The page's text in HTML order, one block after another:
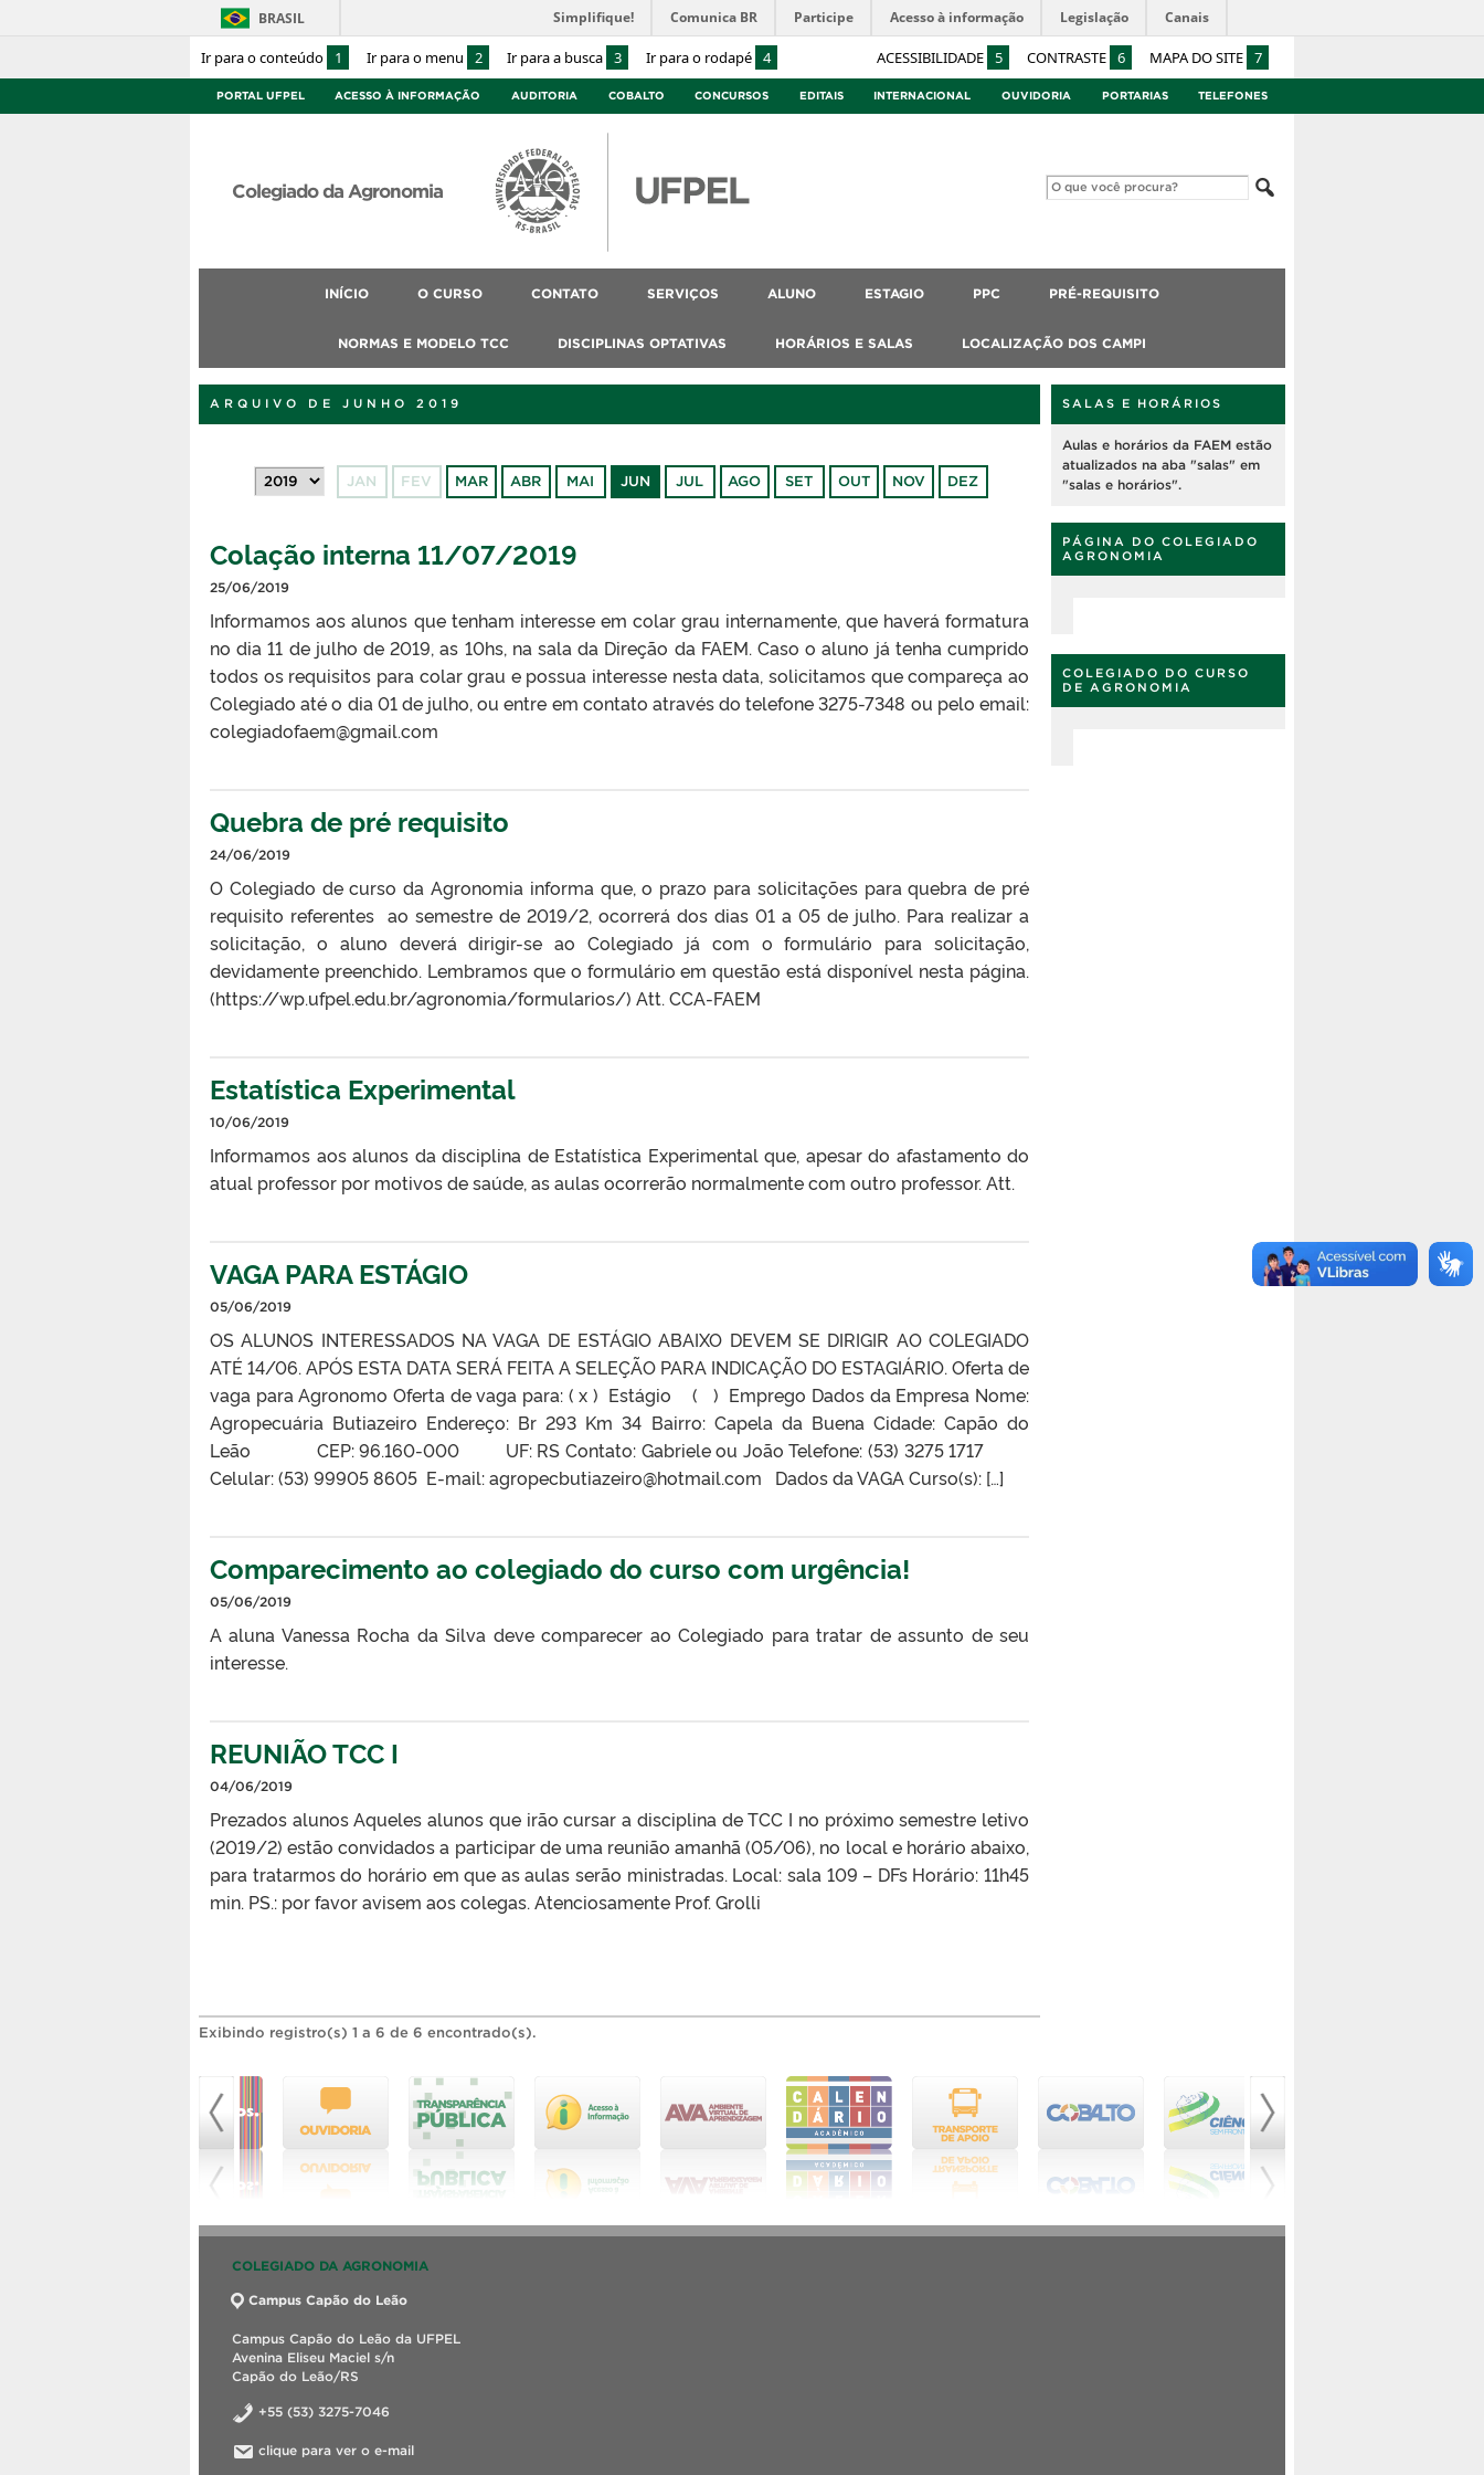
Ir para o conteúdo 1 Ir para o menu 2 Ir para a busca 3 Ir para o rodapé 4 ACESSIBILIDADE 5 CONTRASTE 6 MAPA DO SITE 7
BRASIL Simplifique! Comunica BR Participe Acesso à informação Legislação Canais
PORTAL UFPEL ACESSO À INFORMAÇÃO AUDITORIA COBALTO CONCURSOS EDITAIS INTERNACIONAL OUVIDORIA PORTARIAS TELEFONES
Colegiado da Agronomia
INÍCIO O CURSO CONTATO SERVIÇOS ALUNO ESTAGIO PPC PRÉ-REQUISITO
NORMAS E MODELO TCC DISCIPLINAS OPTATIVAS HORÁRIOS E SALAS LOCALIZAÇÃO DOS CAMPI
ARQUIVO DE JUNHO 2019
JAN FEV MAR ABR MAI JUN JUL AGO SET OUT NOV DEZ
Colação interna 11/07/2019
25/06/2019
Informamos aos alunos que tenham interesse em colar grau internamente, que haverá formatura
no dia 11 de julho de 2019, as 10hs, na sala da Direção da FAEM. Caso o aluno já tenha cumprido
todos os requisitos para colar grau e possua interesse nesta data, solicitamos que compareça ao
Colegiado até o dia 01 de julho, ou entre em contato através do telefone 3275-7348 ou pelo email:
colegiadofaem@gmail.com
Quebra de pré requisito
24/06/2019
O Colegiado de curso da Agronomia informa que, o prazo para solicitações para quebra de pré
requisito referentes ao semestre de 2019/2, ocorrerá dos dias 01 a 05 de julho. Para realizar a
solicitação, o aluno deverá dirigir-se ao Colegiado já com o formulário para solicitação,
devidamente preenchido. Lembramos que o formulário em questão está disponível nesta página.
(https://wp.ufpel.edu.br/agronomia/formularios/) Att. CCA-FAEM
Estatística Experimental
10/06/2019
Informamos aos alunos da disciplina de Estatística Experimental que, apesar do afastamento do
atual professor por motivos de saúde, as aulas ocorrerão normalmente com outro professor. Att.
VAGA PARA ESTÁGIO
05/06/2019
OS ALUNOS INTERESSADOS NA VAGA DE ESTÁGIO ABAIXO DEVEM SE DIRIGIR AO COLEGIADO
ATÉ 14/06. APÓS ESTA DATA SERÁ FEITA A SELEÇÃO PARA INDICAÇÃO DO ESTAGIÁRIO. Oferta de
vaga para Agronomo Oferta de vaga para: ( x ) Estágio ( ) Emprego Dados da Empresa Nome:
Agropecuária Butiazeiro Endereço: Br 293 Km 34 Bairro: Capela da Buena Cidade: Capão do
Leão CEP: 96.160-000 UF: RS Contato: Gabriele ou João Telefone: (53) 3275 1717
Celular: (53) 99905 8605 ­ E-mail: agropecbutiazeiro@hotmail.com Dados da VAGA Curso(s): […]
Comparecimento ao colegiado do curso com urgência!
05/06/2019
A aluna Vanessa Rocha da Silva deve comparecer ao Colegiado para tratar de assunto de seu
interesse.
REUNIÃO TCC I
04/06/2019
Prezados alunos Aqueles alunos que irão cursar a disciplina de TCC I no próximo semestre letivo
(2019/2) estão convidados a participar de uma reunião amanhã (05/06), no local e horário abaixo,
para tratarmos do horário em que as aulas serão ministradas. Local: sala 109 – DFs Horário: 11h45
min. PS.: por favor avisem aos colegas. Atenciosamente Prof. Grolli
Exibindo registro(s) 1 a 6 de 6 encontrado(s).
SALAS E HORÁRIOS
Aulas e horários da FAEM estão
atualizados na aba "salas" em
"salas e horários".
PÁGINA DO COLEGIADO
AGRONOMIA
COLEGIADO DO CURSO
DE AGRONOMIA
COLEGIADO DA AGRONOMIA
Campus Capão do Leão
Campus Capão do Leão da UFPEL
Avenina Eliseu Maciel s/n
Capão do Leão/RS
+55 (53) 3275-7046
clique para ver o e-mail